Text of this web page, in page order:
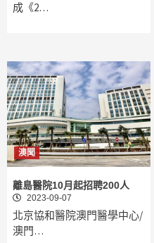
成《2…
澳聞
離島醫院10月起招聘200人
2023-09-07
北京協和醫院澳門醫學中心/
澳門…